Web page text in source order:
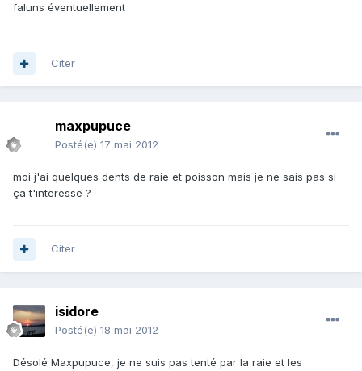
faluns éventuellement
Citer
maxpupuce
Posté(e) 17 mai 2012
moi j'ai quelques dents de raie et poisson mais je ne sais pas si
ça t'interesse ?
Citer
isidore
Posté(e) 18 mai 2012
Désolé Maxpupuce, je ne suis pas tenté par la raie et les